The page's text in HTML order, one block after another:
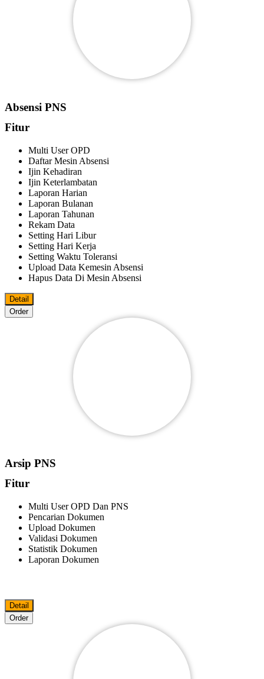
Absensi PNS
Fitur
Multi User OPD
Daftar Mesin Absensi
Ijin Kehadiran
Ijin Keterlambatan
Laporan Harian
Laporan Bulanan
Laporan Tahunan
Rekam Data
Setting Hari Libur
Setting Hari Kerja
Setting Waktu Toleransi
Upload Data Kemesin Absensi
Hapus Data Di Mesin Absensi
Detail
Order
Arsip PNS
Fitur
Multi User OPD Dan PNS
Pencarian Dokumen
Upload Dokumen
Validasi Dokumen
Statistik Dokumen
Laporan Dokumen
Detail
Order